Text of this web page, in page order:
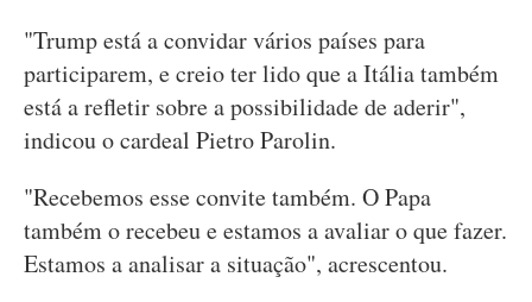
"Trump está a convidar vários países para
participarem, e creio ter lido que a Itália também
está a refletir sobre a possibilidade de aderir",
indicou o cardeal Pietro Parolin.
"Recebemos esse convite também. O Papa
também o recebeu e estamos a avaliar o que fazer.
Estamos a analisar a situação", acrescentou.